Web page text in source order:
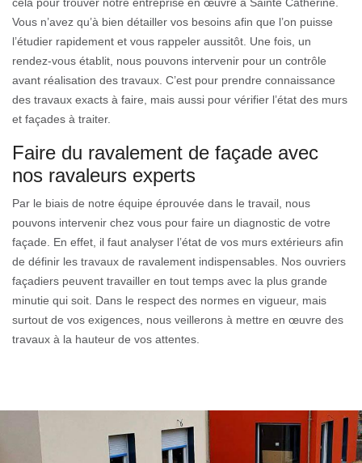
Vous n’avez qu’à bien détailler vos besoins afin que l’on puisse
l’étudier rapidement et vous rappeler aussitôt. Une fois, un
rendez-vous établit, nous pouvons intervenir pour un contrôle
avant réalisation des travaux. C’est pour prendre connaissance
des travaux exacts à faire, mais aussi pour vérifier l’état des murs
et façades à traiter.
Faire du ravalement de façade avec
nos ravaleurs experts
Par le biais de notre équipe éprouvée dans le travail, nous
pouvons intervenir chez vous pour faire un diagnostic de votre
façade. En effet, il faut analyser l’état de vos murs extérieurs afin
de définir les travaux de ravalement indispensables. Nos ouvriers
façadiers peuvent travailler en tout temps avec la plus grande
minutie qui soit. Dans le respect des normes en vigueur, mais
surtout de vos exigences, nous veillerons à mettre en œuvre des
travaux à la hauteur de vos attentes.